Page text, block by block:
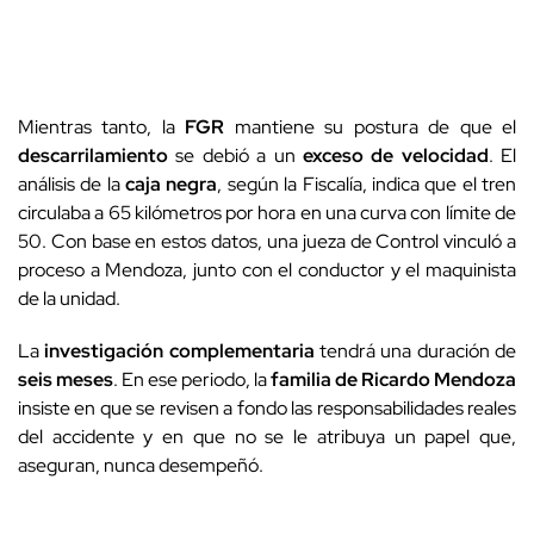
Mientras tanto, la FGR mantiene su postura de que el
descarrilamiento se debió a un exceso de velocidad. El
análisis de lacaja negra, según la Fiscalía, indica que el tren
circulaba a 65 kilómetros por hora en una curva con límite de
50. Con base en estos datos, una jueza de Control vinculó a
proceso a Mendoza, junto con el conductor y el maquinista
de la unidad.
Lainvestigación complementaria tendrá una duración de
seis meses. En ese periodo, lafamilia de Ricardo Mendoza
insiste en que se revisen a fondo las responsabilidades reales
del accidente y en que no se le atribuya un papel que,
aseguran, nunca desempeñó.